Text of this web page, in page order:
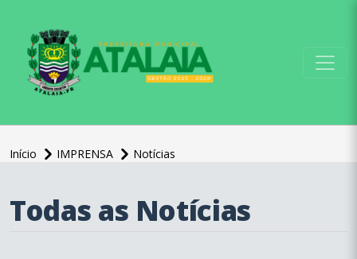
Início IMPRENSA Notícias
Todas as Notícias